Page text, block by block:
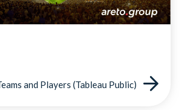
and Players (Tableau Public)